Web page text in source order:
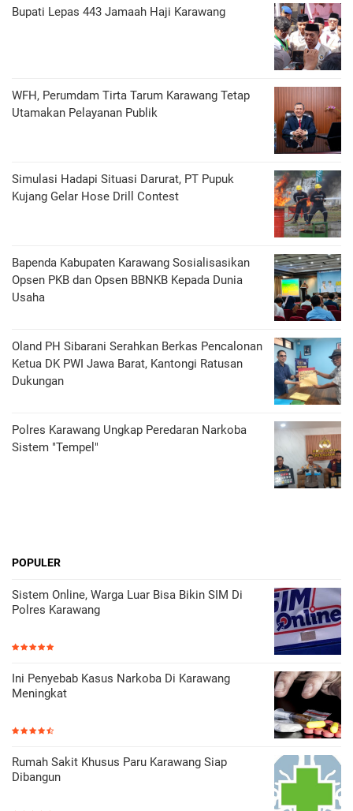
Bupati Lepas 443 Jamaah Haji Karawang
WFH, Perumdam Tirta Tarum Karawang Tetap
Utamakan Pelayanan Publik
Simulasi Hadapi Situasi Darurat, PT Pupuk
Kujang Gelar Hose Drill Contest
Bapenda Kabupaten Karawang Sosialisasikan
Opsen PKB dan Opsen BBNKB Kepada Dunia
Usaha
Oland PH Sibarani Serahkan Berkas Pencalonan
Ketua DK PWI Jawa Barat, Kantongi Ratusan
Dukungan
Polres Karawang Ungkap Peredaran Narkoba
Sistem "Tempel"
POPULER
Sistem Online, Warga Luar Bisa Bikin SIM Di
Polres Karawang
Ini Penyebab Kasus Narkoba Di Karawang
Meningkat
Rumah Sakit Khusus Paru Karawang Siap
Dibangun